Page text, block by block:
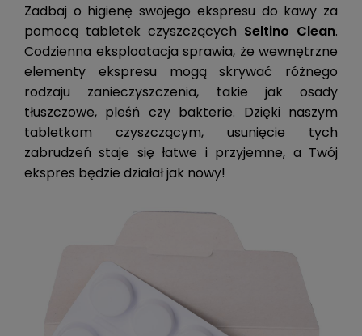
Zadbaj o higienę swojego ekspresu do kawy za
pomocą tabletek czyszczących Seltino Clean.
Codzienna eksploatacja sprawia, że wewnętrzne
elementy ekspresu mogą skrywać różnego
rodzaju zanieczyszczenia, takie jak osady
tłuszczowe, pleśń czy bakterie. Dzięki naszym
tabletkom czyszczącym, usunięcie tych
zabrudzeń staje się łatwe i przyjemne, a Twój
ekspres będzie działał jak nowy!